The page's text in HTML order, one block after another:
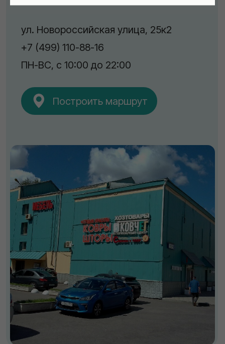
Лицензия № Л042-00118-77/00626390
ИП Митченков Михаил Михайлович
ИНН: 771880150109